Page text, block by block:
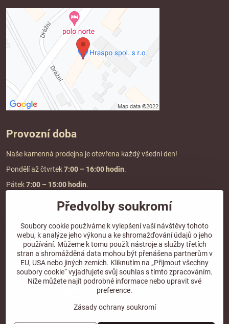
Provozní doba
Naše kamenná prodejna je otevřena každý všední den!
Pondělí až čtvrtek7:00 – 16:00 hodin.
Pátek7:00 – 15:00 hodin.
Doprava a platba
DOPRAVA ZDARMA
při objednávce nad2000 Kč vč. DPH.
*Nevztahuje se na paletovou přepravu.
Předvolby soukromí
Soubory cookie používáme k vylepšení vaší návštěvy tohoto
webu, k analýze jeho výkonu a ke shromažďování údajů o jeho
používání. Můžeme k tomu použít nástroje a služby třetích
stran a shromážděná data mohou být přenášena partnerům v
EU, USA nebo jiných zemích. Kliknutím na „Přijmout všechny
soubory cookie“ vyjadřujete svůj souhlas s tímto zpracováním.
Níže můžete najít podrobné informace nebo upravit své
preference.
Zásady ochrany soukromí